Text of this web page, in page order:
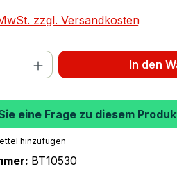
zzgl. Versandkosten
Gib denIn den
eine Frage zu diesem
hinzufügen
BT10530